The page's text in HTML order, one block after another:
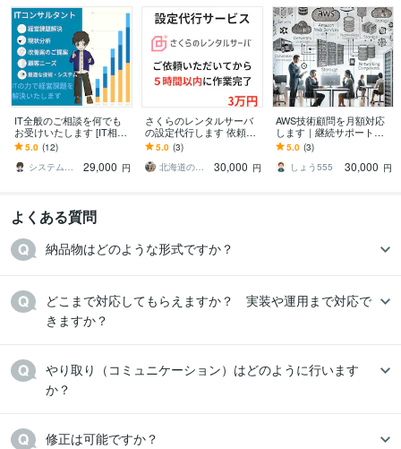
IT全般のご相談を何でも
お受けいたします [IT相
談・コンサル・ITフォロ
ーサービス]｡｡
5.0 (12)
システム工房 雨樹（うた）
29,000 円
さくらのレンタルサーバ
の設定代行します 依頼を
いただいた当日に設定を
完了出来ます。
5.0 (3)
北海道のWEB屋さん
30,000 円
AWS技術顧問を月額対応
します｜継続サポートし
ます ちょうど良いコスト
で貴社AWS環境を継続的
に伴奏支援します！
5.0 (3)
しょう555
30,000 円
よくある質問
納品物はどのような形式ですか？
どこまで対応してもらえますか？　実装や運用まで対応で
きますか？
やり取り（コミュニケーション）はどのように行います
か？
修正は可能ですか？